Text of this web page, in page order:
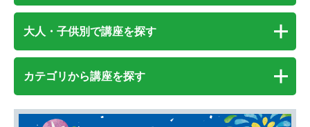
大人・子供別で講座を探す
カテゴリから講座を探す